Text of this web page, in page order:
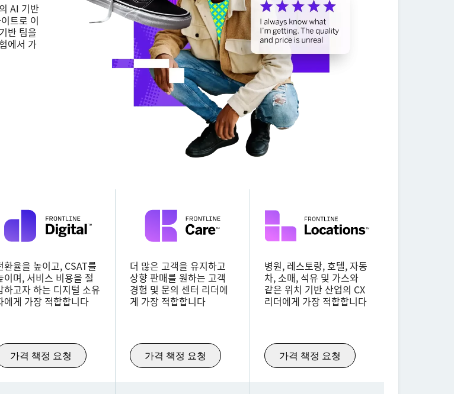
개인정보 정책에 따라 귀하의 개인정보를 처리하는 것에 동의
AI 기반
트로 이
반 팀을
에서 가
환율을 높이고, CSAT를
이며, 서비스 비용을 절
하고자 하는 디지털 소유
에게 가장 적합합니다
가격 책정 요청
더 많은 고객을 유지하고
상향 판매를 원하는 고객
경험 및 문의 센터 리더에
게 가장 적합합니다
가격 책정 요청
병원, 레스토랑, 호텔, 자동
차, 소매, 석유 및 가스와
같은 위치 기반 산업의 CX
리더에게 가장 적합합니다
가격 책정 요청